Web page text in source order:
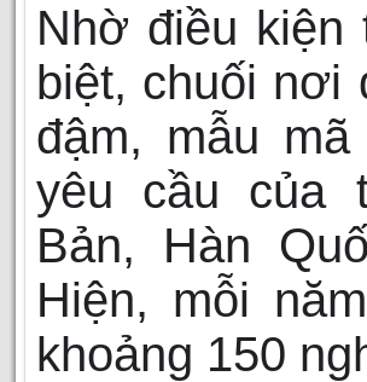
Nhờ điều kiện
biệt, chuối nơi
đậm, mẫu
yêu cầu của
Bản, Hàn
Hiện, mỗi
khoảng 150